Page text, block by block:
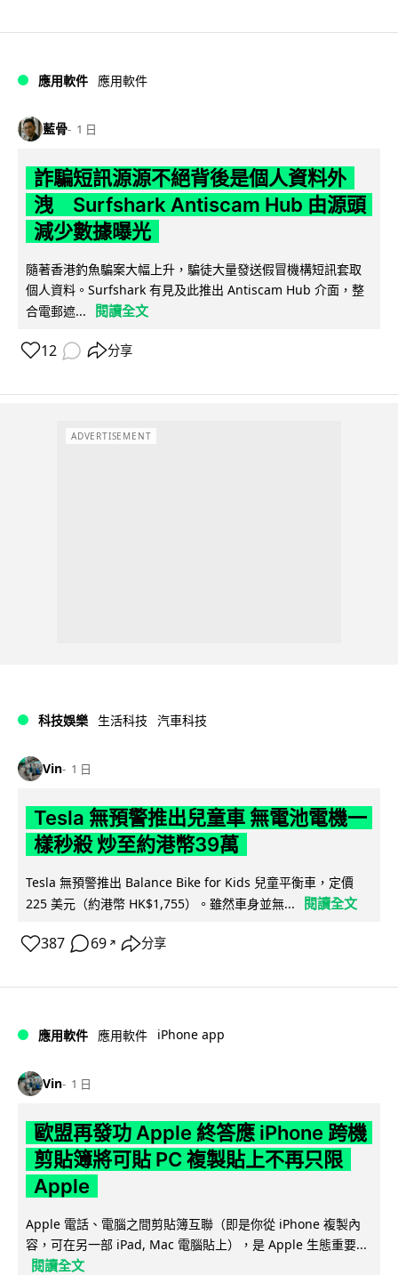
應用軟件 應用軟件
藍骨 1 日
詐騙短訊源源不絕背後是個人資料外
洩 Surfshark Antiscam Hub 由源頭
減少數據曝光
隨著香港釣魚騙案大幅上升，騙徒大量發送假冒機構短訊套取
個人資料。Surfshark 有見及此推出 Antiscam Hub 介面，整
合電郵遮...
閱讀全文
12 分享
ADVERTISEMENT
科技娛樂 生活科技 汽車科技
Vin 1 日
Tesla 無預警推出兒童車 無電池電機一
樣秒殺 炒至約港幣39萬
Tesla 無預警推出 Balance Bike for Kids 兒童平衡車，定價
225 美元（約港幣 HK$1,755）。雖然車身並無...
閱讀全文
387 69 ↗ 分享
應用軟件 應用軟件 iPhone app
Vin 1 日
歐盟再發功 Apple 終答應 iPhone 跨機
剪貼簿將可貼 PC 複製貼上不再只限
Apple
Apple 電話、電腦之間剪貼簿互聯（即是你從 iPhone 複製內
容，可在另一部 iPad, Mac 電腦貼上），是 Apple 生態重要...
閱讀全文